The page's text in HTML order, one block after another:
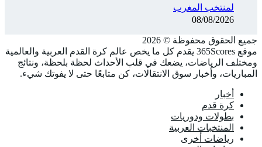
لمنتخب المغرب
08/08/2026
جميع الحقوق محفوظة ©️ 2026
موقع 365Scores يقدم كل ما يخص عالم كرة القدم العربية والعالمية
ومختلف الرياضات، يضعك في قلب الأحداث لحظة بلحظة، ونتائج
المباريات، وأخبار سوق الانتقالات، كن متابعًا حتى لا يفوتك شيء.
أخبار
كرة قدم
بطولات ودوريات
المنتخبات العربية
رياضات أخرى